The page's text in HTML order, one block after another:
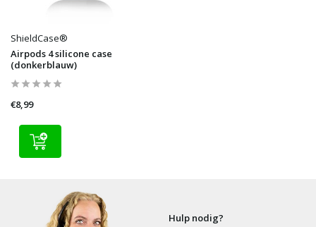
ShieldCase®
Airpods 4 silicone case
(donkerblauw)
€8,99
Hulp nodig?